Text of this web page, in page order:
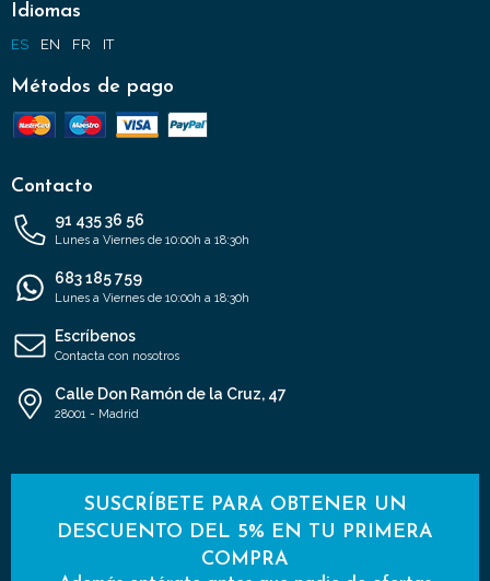
Idiomas
ES EN FR IT
Métodos de pago
Contacto
91 435 36 56
Lunes a Viernes de 10:00h a 18:30h
683 185 759
Lunes a Viernes de 10:00h a 18:30h
Escríbenos
Contacta con nosotros
Calle Don Ramón de la Cruz, 47
28001 - Madrid
SUSCRÍBETE PARA OBTENER UN
DESCUENTO DEL 5% EN TU PRIMERA
COMPRA